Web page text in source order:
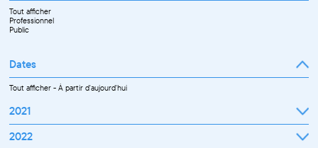
Tout afficher
Professionnel
Public
Dates
Tout afficher-À partir d'aujourd'hui
2021
Septembre
2022